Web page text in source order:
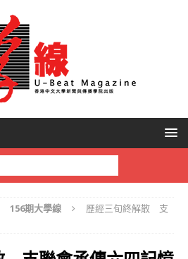
156期大學線
歷經三旬終解散 支